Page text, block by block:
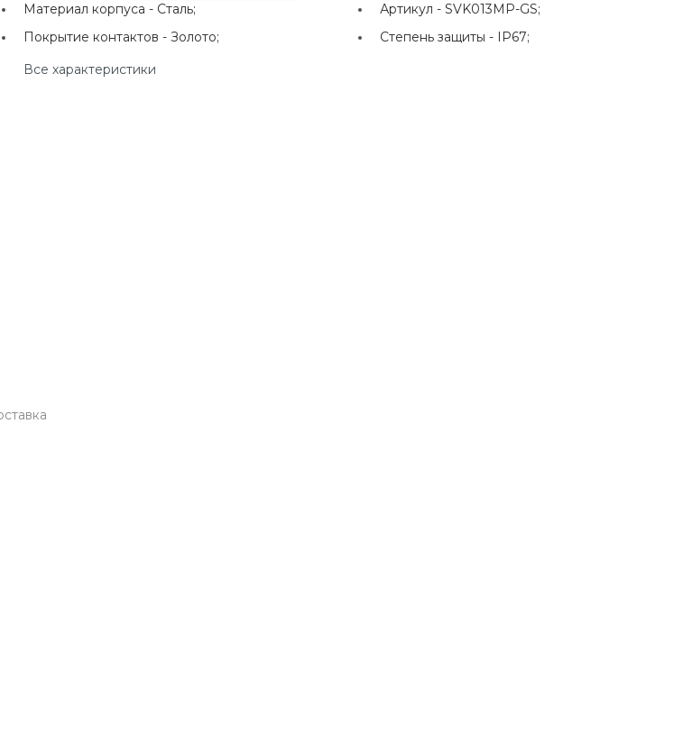
г. Екатеринбург, ул.
+7(924) 433-50-00
Материал корпуса - Сталь; Артикул -SVK013MP-GS;
Покрытие контактов -Золото; Степень защиты - IP67;
Все характеристики